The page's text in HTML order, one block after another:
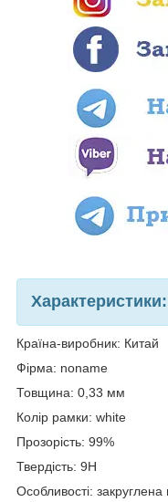
Характеристики:
Країна-виробник: Китай
Фірма: noname
Товщина: 0,33 мм
Колір рамки: white
Прозорість: 99%
Твердість: 9H
Особливості: